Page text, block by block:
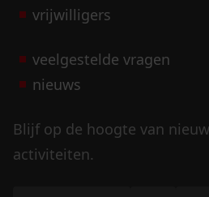
vrijwilligers
veelgestelde vragen
nieuws
Blijf op de hoogte van
activiteiten.